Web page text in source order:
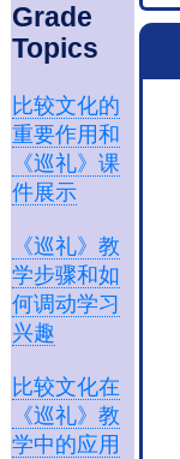
Grade
Topics
比较文化的
重要作用和
《巡礼》课
件展示
《巡礼》教
学步骤和如
何调动学习
兴趣
比较文化在
《巡礼》教
学中的应用